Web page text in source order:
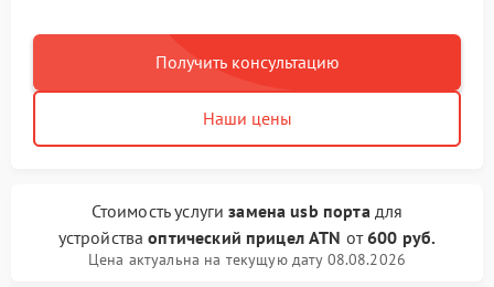
Получить консультацию
Наши цены
Стоимость услугизамена usb портадля
устройстваоптический прицел ATN от600 руб.
Цена актуальна на текущую дату 08.08.2026